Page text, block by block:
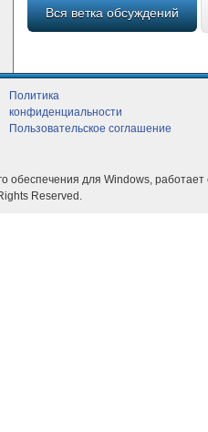
Вся ветка обсуждений
Политика
конфиденциальности
Пользовательское соглашение
обеспечения для Windows, работает
Reserved.